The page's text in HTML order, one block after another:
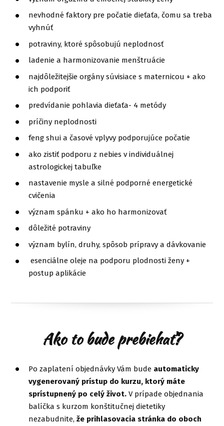
nevhodné faktory pre počatie dieťaťa, čomu sa treba
vyhnúť
potraviny, ktoré spôsobujú neplodnosť
ladenie a harmonizovanie menštruácie
najdôležitejšie orgány súvisiace s maternicou + ako
ich podporiť
predvídanie pohlavia dieťaťa- 4 metódy
príčiny neplodnosti
feng shui a časové vplyvy podporujúce počatie
ako zistiť podporu z nebies v individuálnej
astrologickej tabuľke
nastavenie mysle a silné podporné energetické
cvičenia
význam spánku + ako ho harmonizovať
dôležité potraviny
význam bylín, druhy, spôsob prípravy a dávkovanie
esenciálne oleje na podporu plodnosti ženy +
postup aplikácie
Ako to bude prebiehať?
Po zaplatení objednávky Vám bude automaticky
vygenerovaný prístup do kurzu, ktorý máte
sprístupnený po celý život. V prípade objednania
balíčka s kurzom konštitučnej dietetiky
nezabudnite,že prihlasovacia stránka do oboch